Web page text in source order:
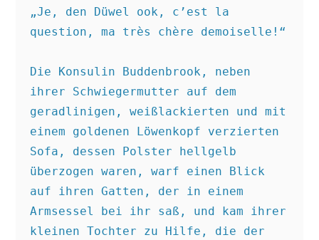
„Je, den Düwel ook, c’est la
question, ma très chère demoiselle!“
Die Konsulin Buddenbrook, neben
ihrer Schwiegermutter auf dem
geradlinigen, weißlackierten und mit
einem goldenen Löwenkopf verzierten
Sofa, dessen Polster hellgelb
überzogen waren, warf einen Blick
auf ihren Gatten, der in einem
Armsessel bei ihr saß, und kam ihrer
kleinen Tochter zu Hilfe, die der